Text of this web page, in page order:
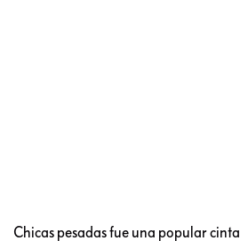
Chicas pesadas fue una popular